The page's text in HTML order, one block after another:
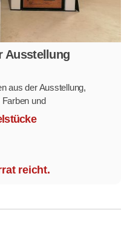
Ausstellung
aus der Ausstellung,
und
reicht.